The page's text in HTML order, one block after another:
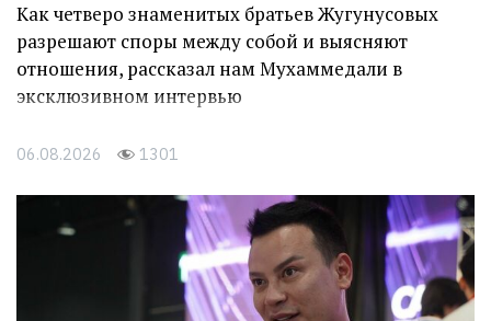
Как четверо знаменитых братьев Жугунусовых
разрешают споры между собой и выясняют
отношения, рассказал нам Мухаммедали в
эксклюзивном интервью
06.08.2026 1301